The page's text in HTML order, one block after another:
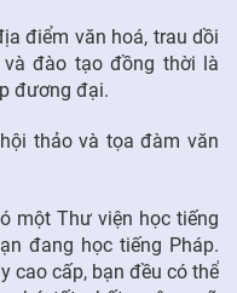
điểm văn hoá, trau dồi
đào tạo đồng thời là
đương đại.
thảo và tọa đàm văn
một Thư viện học tiếng
đang học tiếng Pháp.
cao cấp, bạn đều có thể